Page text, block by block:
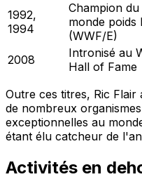
1992,
1994
Champion du
monde poids
(WWF/E)
2008
Intronisé au
Hall of Fame
Outre ces titres, Ric
de nombreux
exceptionnelles au
étant élu catcheur de
Activités en